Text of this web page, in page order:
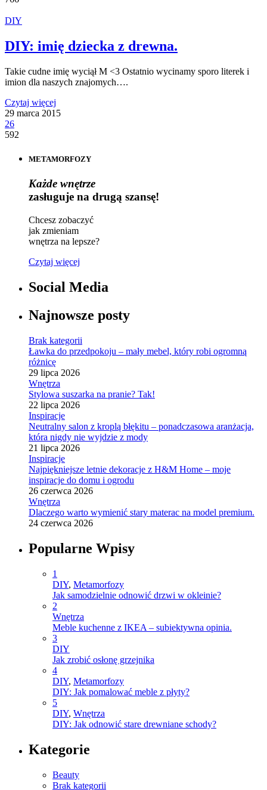
DIY
DIY: imię dziecka z drewna.
Takie cudne imię wyciął M <3 Ostatnio wycinamy sporo literek i
imion dla naszych znajomych….
Czytaj więcej
29 marca 2015
26
592
METAMORFOZY
Każde wnętrze
zasługuje na drugą szansę!
Chcesz zobaczyć
jak zmieniam
wnętrza na lepsze?
Czytaj więcej
Social Media
Najnowsze posty
Brak kategorii
Ławka do przedpokoju – mały mebel, który robi ogromną
różnicę
29 lipca 2026
Wnętrza
Stylowa suszarka na pranie? Tak!
22 lipca 2026
Inspiracje
Neutralny salon z kroplą błękitu – ponadczasowa aranżacja,
która nigdy nie wyjdzie z mody
21 lipca 2026
Inspiracje
Najpiękniejsze letnie dekoracje z H&M Home – moje
inspiracje do domu i ogrodu
26 czerwca 2026
Wnętrza
Dlaczego warto wymienić stary materac na model premium.
24 czerwca 2026
Popularne Wpisy
1
DIY, Metamorfozy
Jak samodzielnie odnowić drzwi w okleinie?
2
Wnętrza
Meble kuchenne z IKEA – subiektywna opinia.
3
DIY
Jak zrobić osłonę grzejnika
4
DIY, Metamorfozy
DIY: Jak pomalować meble z płyty?
5
DIY, Wnętrza
DIY: Jak odnowić stare drewniane schody?
Kategorie
Beauty
Brak kategorii